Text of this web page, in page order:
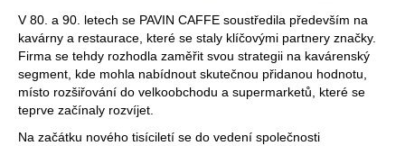
V 80. a 90. letech se PAVIN CAFFE soustředila především na
kavárny a restaurace, které se staly klíčovými partnery značky.
Firma se tehdy rozhodla zaměřit svou strategii na kavárenský
segment, kde mohla nabídnout skutečnou přidanou hodnotu,
místo rozšiřování do velkoobchodu a supermarketů, které se
teprve začínaly rozvíjet.
Na začátku nového tisíciletí se do vedení společnosti